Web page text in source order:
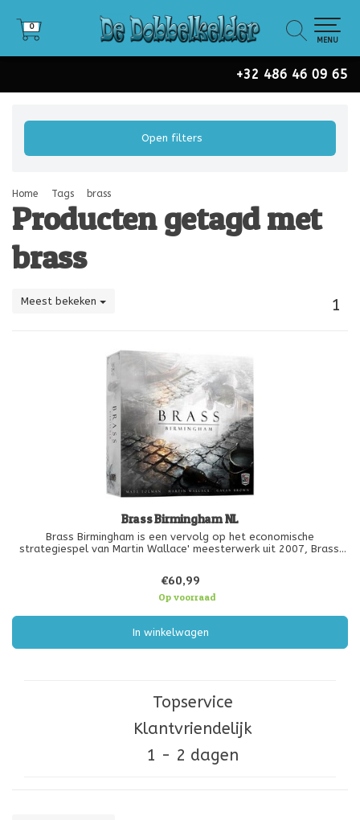
+32 486 46 09 65
0
0
MENU
Open filters
Home Tags brass
Producten getagd met
brass
Meest bekeken 1
Brass Birmingham NL
Brass Birmingham is een vervolg op het economische
strategiespel van Martin Wallace' meesterwerk uit 2007, Brass.
1870.
€60,99
Op voorraad
In winkelwagen
Topservice
Klantvriendelijk
1 - 2 dagen